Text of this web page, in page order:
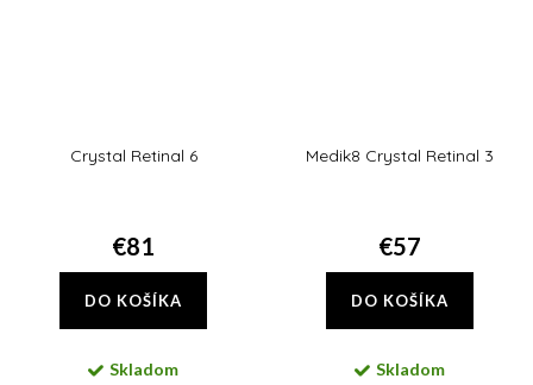
Crystal Retinal 6
€81
DO KOŠÍKA
Skladom
Medik8 Crystal Retinal 3
€57
DO KOŠÍKA
Skladom